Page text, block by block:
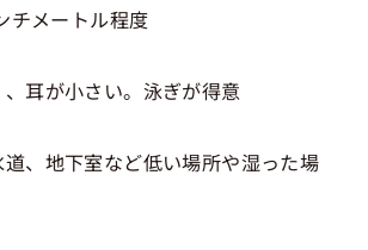
チメートル程度
耳が小さい。泳ぎが得意
、地下室など低い場所や湿った場